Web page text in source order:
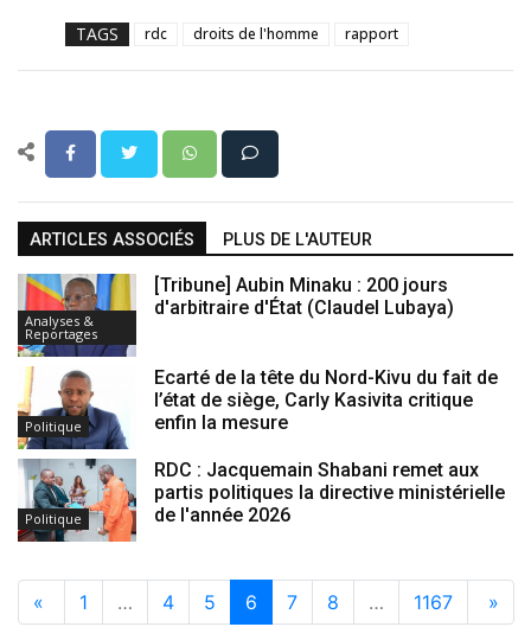
TAGS rdc droits de l'homme rapport
ARTICLES ASSOCIÉS PLUS DE L'AUTEUR
Analyses &
Reportages
[Tribune] Aubin Minaku : 200 jours
d'arbitraire d'État (Claudel Lubaya)
Politique
Ecarté de la tête du Nord-Kivu du fait de
l’état de siège, Carly Kasivita critique
enfin la mesure
Politique
RDC : Jacquemain Shabani remet aux
partis politiques la directive ministérielle
de l'année 2026
« 1 … 4 5 6 7 8 … 1167 »